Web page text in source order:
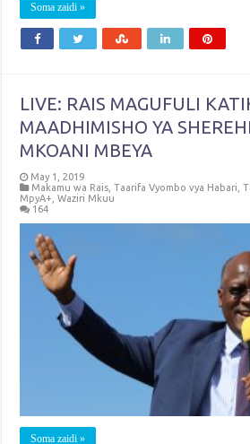
Soma zaidi »
LIVE: RAIS MAGUFULI
MAADHIMISHO YA
MKOANI MBEYA
May 1, 2019
Makamu wa Rais ,Taarifa Vyombo vya Habari ,
MpyA+ ,Waziri Mkuu
164
Soma zaidi »